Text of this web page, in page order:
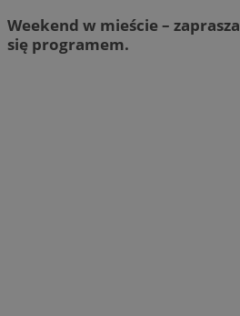
Weekend w mieście –
się programem.